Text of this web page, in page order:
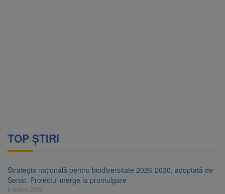
TOP ȘTIRI
Strategia națională pentru biodiversitate 2026-2030, adoptată de
Senat. Proiectul merge la promulgare
6 august 2026